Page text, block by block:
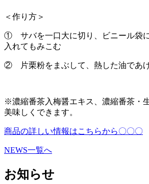
＜作り方＞
① サバを一口大に切り、ビニール袋
入れてもみこむ
② 片栗粉をまぶして、熱した油であ
※濃縮番茶入梅醤エキス、濃縮番茶・
美味しくできます。
商品の詳しい情報はこちらから〇〇〇
NEWS一覧へ
お知らせ